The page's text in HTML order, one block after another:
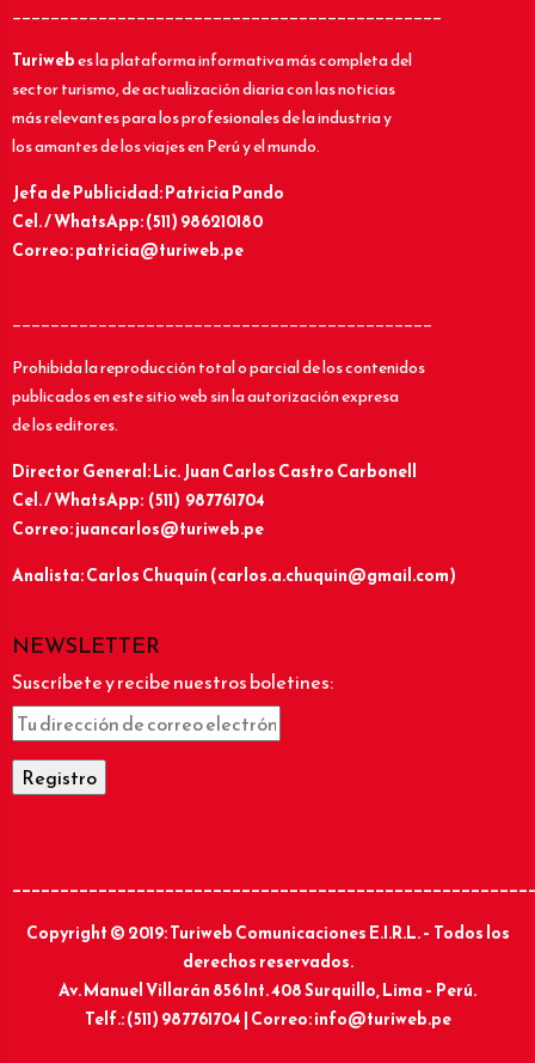
_____________________________________________
Turiwebes la plataforma informativa más completa del
sector turismo, de actualización diaria con las noticias
más relevantes para los profesionales de la industria y
los amantes de los viajes en Perú y el mundo.
Jefa de Publicidad: Patricia Pando
Cel. / WhatsApp: (511) 986210180
Correo: patricia@turiweb.pe
____________________________________________
Prohibida la reproducción total o parcial de los contenidos
publicados en este sitio web sin la autorización expresa
de los editores.
Director General: Lic.Juan Carlos Castro Carbonell
Cel. / WhatsApp: (511) 987761704
Correo: juancarlos@turiweb.pe
Analista: Carlos Chuquín (carlos.a.chuquin@gmail.com)
NEWSLETTER
Suscríbete y recibe nuestros boletines:
Copyright © 2019: Turiweb Comunicaciones E.I.R.L. – Todos los
derechos reservados.
Av. Manuel Villarán 856 Int. 408 Surquillo, Lima – Perú.
Telf.: (511) 987761704 | Correo: info@turiweb.pe